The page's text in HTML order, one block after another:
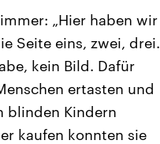
„Hier haben wir
Seite eins, zwei, drei.
kein Bild. Dafür
ertasten und
blinden Kindern
kaufen konnten sie